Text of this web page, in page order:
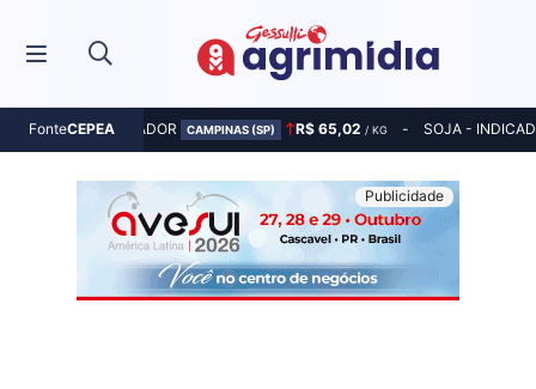
FonteCEPEA
MILHO - INDICADOR CAMPINAS (SP) R$ 65,02 / KG SOJA -